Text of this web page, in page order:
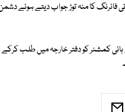
فائرنگ کا منہ توڑ جواب دیتے ہوئے
ہائی کمشنر کو دفتر خارجہ میں طلب کرکے